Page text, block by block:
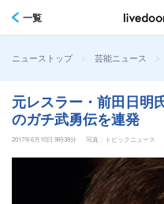
一覧
ニューストップ > 芸能ニュース >
元レスラー・前田日明
のガチ武勇伝を連発
2017年6月10日 9時38分
写真：トピックニュース